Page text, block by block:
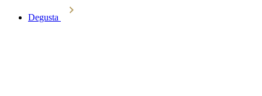
Degusta